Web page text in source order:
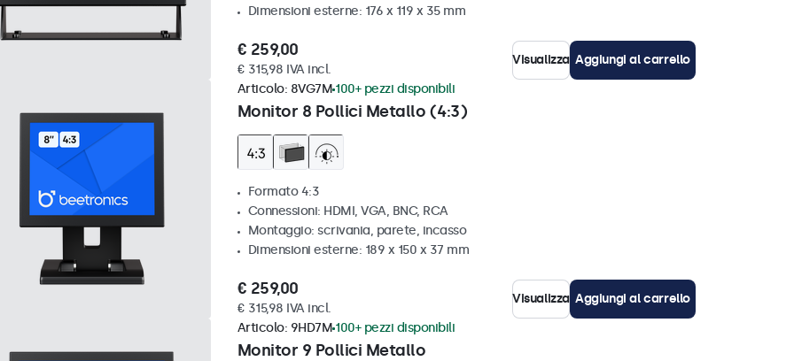
Dimensioni esterne: 176 x 119 x 35 mm
€ 259,00
€ 315,98 IVA incl.
Visualizza Aggiungi al carrello
Monitor 8 Pollici Metallo (4:3)
Articolo: 8VG7M 100+ pezzi disponibili
Formato 4:3
Connessioni: HDMI, VGA, BNC, RCA
Montaggio: scrivania, parete, incasso
Dimensioni esterne: 189 x 150 x 37 mm
€ 259,00
€ 315,98 IVA incl.
Visualizza Aggiungi al carrello
Monitor 9 Pollici Metallo
Articolo: 9HD7M 100+ pezzi disponibili